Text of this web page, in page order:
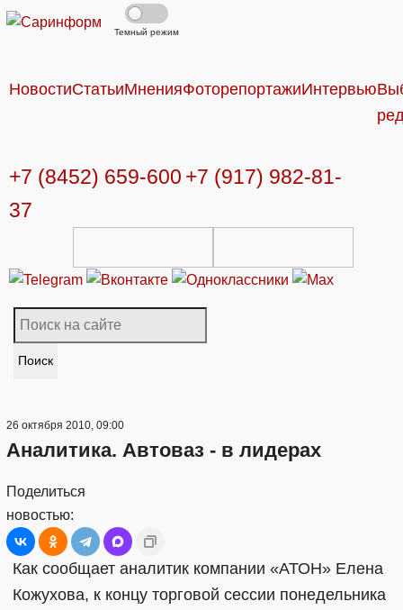
Темный режим
НовостиСтатьиМненияФоторепортажиИнтервью
+7 (8452) 659-600 +7 (917) 982-81-
37
Поиск
26 октября 2010, 09:00
Аналитика. Автоваз - в лидерах
Поделиться
новостью:
Как сообщает аналитик компании «АТОН» Елена
Кожухова, к концу торговой сессии понедельника